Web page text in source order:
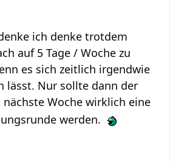
ich denke trotdem
auf 5 Tage / Woche zu
es sich zeitlich irgendwie
lässt. Nur sollte dann der
Woche wirklich eine
werden.